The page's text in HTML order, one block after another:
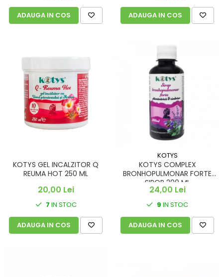
ADAUGA IN COS ADAUGA IN COS
KOTYS GEL INCALZITOR Q
REUMA HOT 250 ML
20,00 Lei
7 IN STOC
ADAUGA IN COS
KOTYS
KOTYS COMPLEX
BRONHOPULMONAR FORTE
SIROP 200 ML
24,00 Lei
9 IN STOC
ADAUGA IN COS